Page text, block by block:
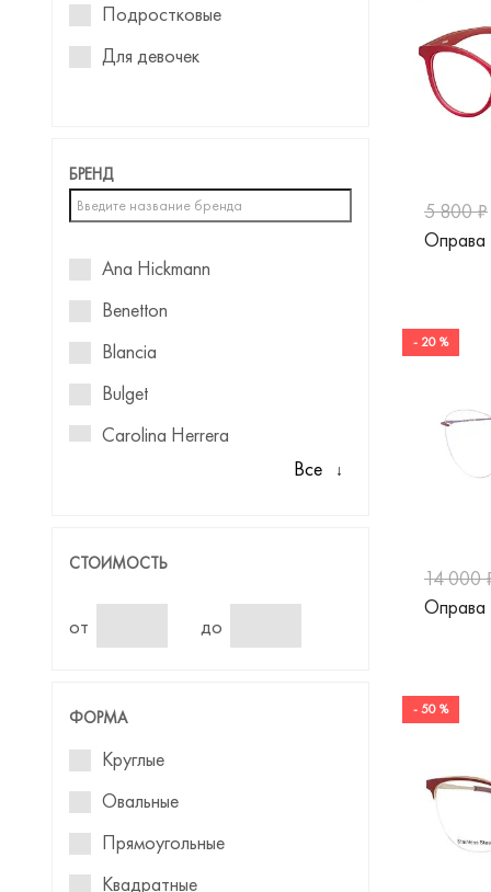
Подростковые
Для девочек
БРЕНД
Ana Hickmann
Benetton
Blancia
Bulget
Carolina Herrera
Emilio Pucci
Emily Wu
Emporio Armani
Guess
Max Mara
Max&Co
Mexx
Все
СТОИМОСТЬ
от до
ФОРМА
Круглые
Овальные
Прямоугольные
Квадратные
5 800 ₽
Оправа
- 20 %
14 000
Оправа
- 50 %